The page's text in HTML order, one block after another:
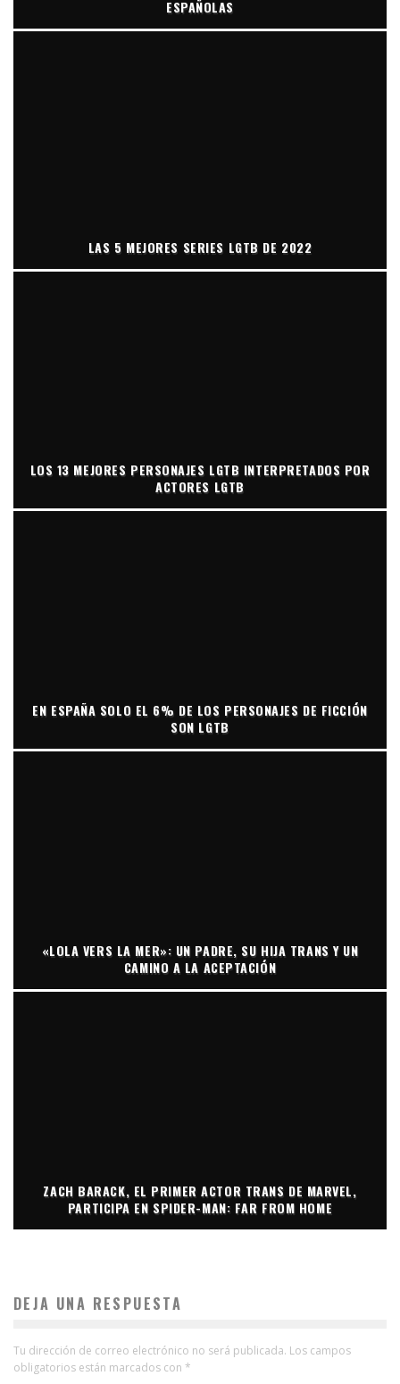
ESPAÑOLAS
LAS 5 MEJORES SERIES LGTB DE 2022
LOS 13 MEJORES PERSONAJES LGTB INTERPRETADOS POR
ACTORES LGTB
EN ESPAÑA SOLO EL 6% DE LOS PERSONAJES DE FICCIÓN
SON LGTB
«LOLA VERS LA MER»: UN PADRE, SU HIJA TRANS Y UN
CAMINO A LA ACEPTACIÓN
ZACH BARACK, EL PRIMER ACTOR TRANS DE MARVEL,
PARTICIPA EN SPIDER-MAN: FAR FROM HOME
DEJA UNA RESPUESTA
Tu dirección de correo electrónico no será publicada. Los campos
obligatorios están marcados con *